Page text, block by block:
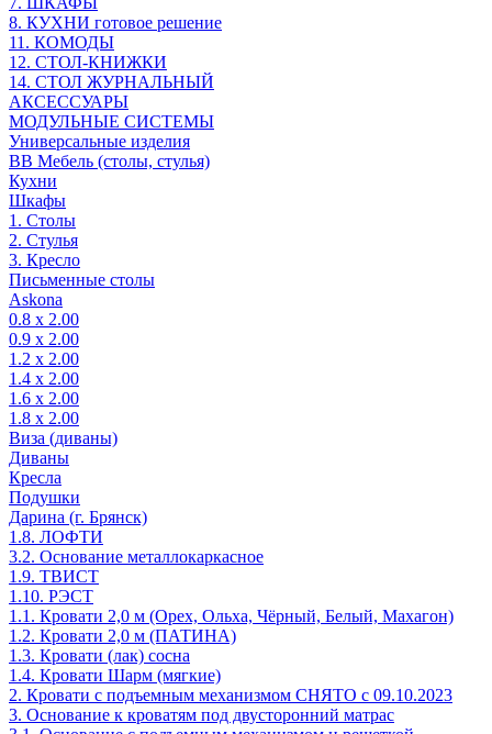
8. КУХНИ готовое решение
11. КОМОДЫ
12. СТОЛ-КНИЖКИ
14. СТОЛ ЖУРНАЛЬНЫЙ
АКСЕССУАРЫ
МОДУЛЬНЫЕ СИСТЕМЫ
Универсальные изделия
ВВ Мебель (столы, стулья)
Кухни
Шкафы
1. Столы
2. Стулья
3. Кресло
Письменные столы
Askona
0.8 х 2.00
0.9 х 2.00
1.2 х 2.00
1.4 х 2.00
1.6 х 2.00
1.8 х 2.00
Виза (диваны)
Диваны
Кресла
Подушки
Дарина (г. Брянск)
1.8. ЛОФТИ
3.2. Основание металлокаркасное
1.9. ТВИСТ
1.10. РЭСТ
1.1. Кровати 2,0 м (Орех, Ольха, Чёрный, Белый, Махагон)
1.2. Кровати 2,0 м (ПАТИНА)
1.3. Кровати (лак) сосна
1.4. Кровати Шарм (мягкие)
2. Кровати с подъемным механизмом СНЯТО с 09.10.2023
3. Основание к кроватям под двусторонний матрас